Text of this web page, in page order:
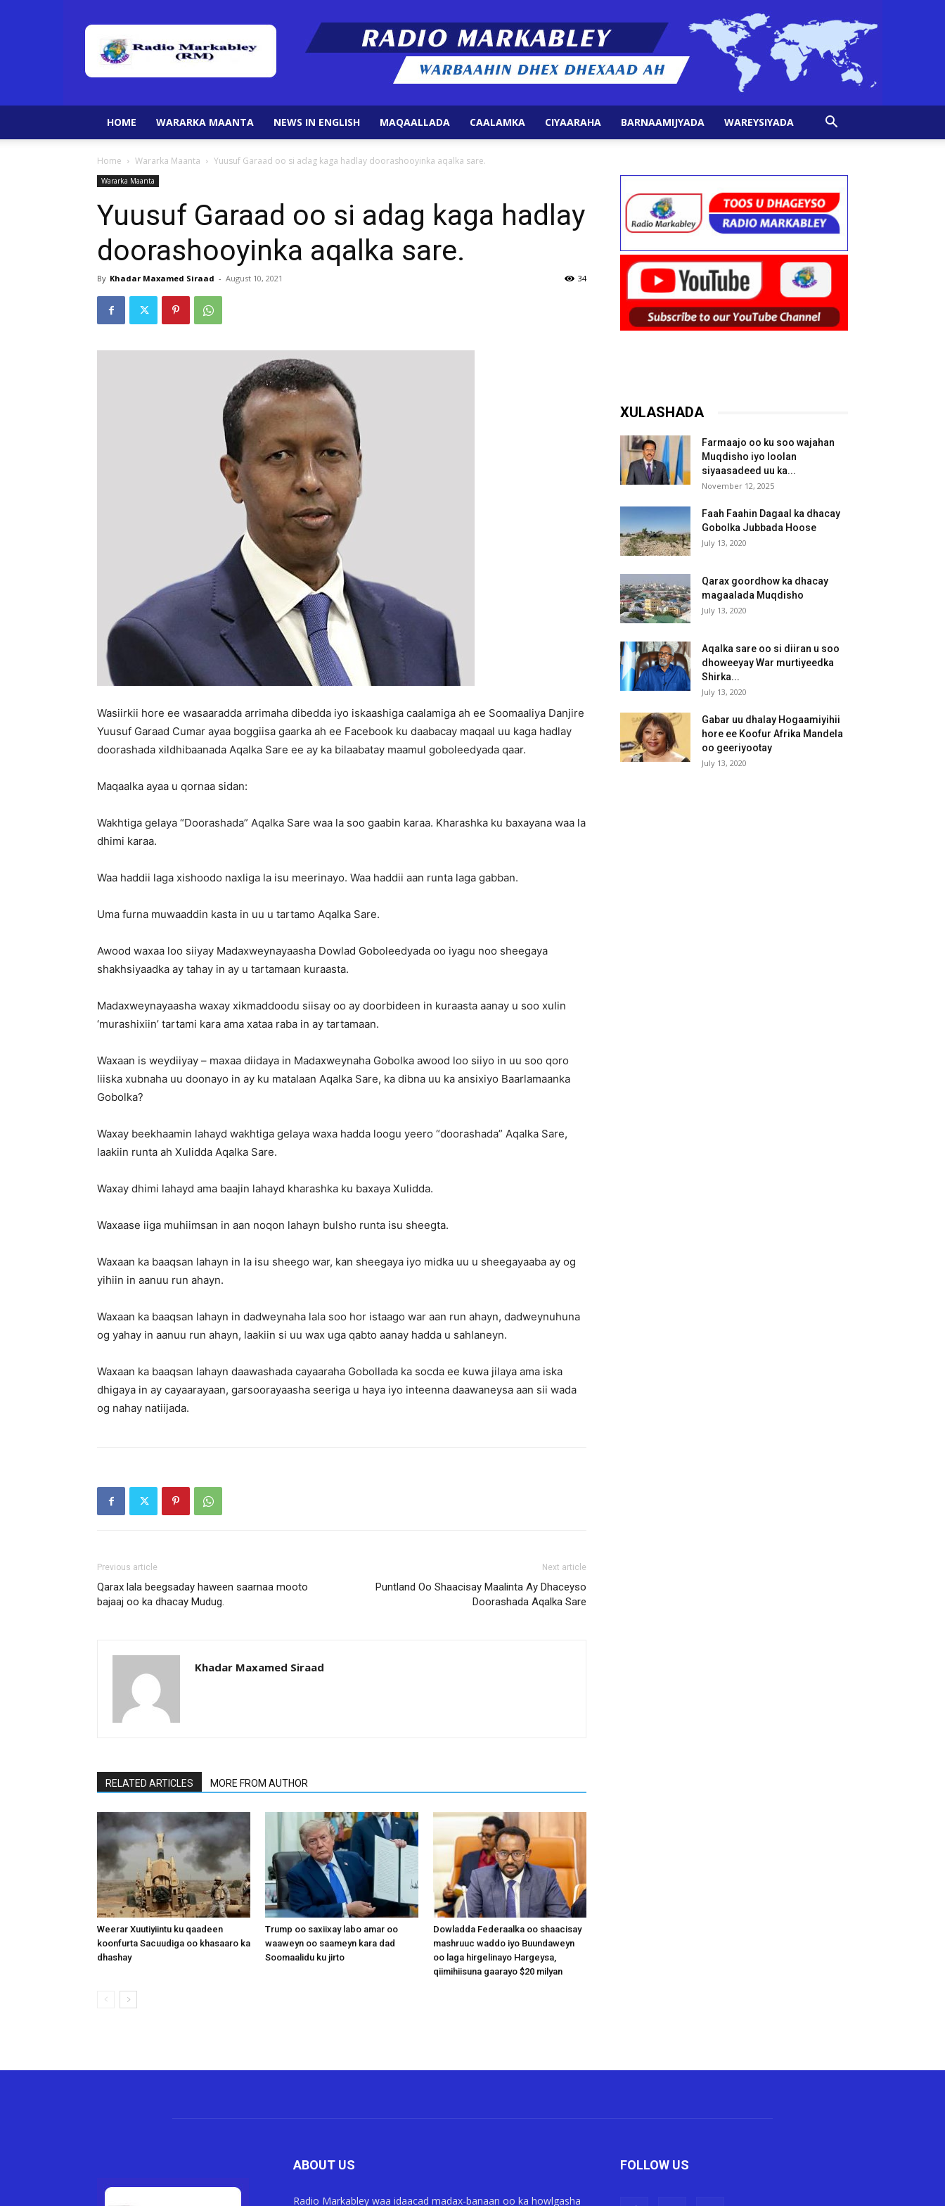
HOME WARARKA MAANTA NEWS IN ENGLISH MAQAALLADA CAALAMKA CIYAARAHA BARNAAMIJYADA WAREYSIYADA
Home Wararka Maanta Yuusuf Garaad oo si adag kaga hadlay doorashooyinka aqalka sare.
Wararka Maanta
Yuusuf Garaad oo si adag kaga hadlay
doorashooyinka aqalka sare.
By Khadar Maxamed Siraad - August 10, 2021 34
Wasiirkii hore ee wasaaradda arrimaha dibedda iyo iskaashiga caalamiga ah ee Soomaaliya Danjire
Yuusuf Garaad Cumar ayaa boggiisa gaarka ah ee Facebook ku daabacay maqaal uu kaga hadlay
doorashada xildhibaanada Aqalka Sare ee ay ka bilaabatay maamul goboleedyada qaar.
Maqaalka ayaa u qornaa sidan:
Wakhtiga gelaya “Doorashada” Aqalka Sare waa la soo gaabin karaa. Kharashka ku baxayana waa la
dhimi karaa.
Waa haddii laga xishoodo naxliga la isu meerinayo. Waa haddii aan runta laga gabban.
Uma furna muwaaddin kasta in uu u tartamo Aqalka Sare.
Awood waxaa loo siiyay Madaxweynayaasha Dowlad Goboleedyada oo iyagu noo sheegaya
shakhsiyaadka ay tahay in ay u tartamaan kuraasta.
Madaxweynayaasha waxay xikmaddoodu siisay oo ay doorbideen in kuraasta aanay u soo xulin
‘murashixiin’ tartami kara ama xataa raba in ay tartamaan.
Waxaan is weydiiyay – maxaa diidaya in Madaxweynaha Gobolka awood loo siiyo in uu soo qoro
liiska xubnaha uu doonayo in ay ku matalaan Aqalka Sare, ka dibna uu ka ansixiyo Baarlamaanka
Gobolka?
Waxay beekhaamin lahayd wakhtiga gelaya waxa hadda loogu yeero “doorashada” Aqalka Sare,
laakiin runta ah Xulidda Aqalka Sare.
Waxay dhimi lahayd ama baajin lahayd kharashka ku baxaya Xulidda.
Waxaase iiga muhiimsan in aan noqon lahayn bulsho runta isu sheegta.
Waxaan ka baaqsan lahayn in la isu sheego war, kan sheegaya iyo midka uu u sheegayaaba ay og
yihiin in aanuu run ahayn.
Waxaan ka baaqsan lahayn in dadweynaha lala soo hor istaago war aan run ahayn, dadweynuhuna
og yahay in aanuu run ahayn, laakiin si uu wax uga qabto aanay hadda u sahlaneyn.
Waxaan ka baaqsan lahayn daawashada cayaaraha Gobollada ka socda ee kuwa jilaya ama iska
dhigaya in ay cayaarayaan, garsoorayaasha seeriga u haya iyo inteenna daawaneysa aan sii wada
og nahay natiijada.
Previous article
Qarax lala beegsaday haween saarnaa mooto
bajaaj oo ka dhacay Mudug.
Next article
Puntland Oo Shaacisay Maalinta Ay Dhaceyso
Doorashada Aqalka Sare
Khadar Maxamed Siraad
RELATED ARTICLES MORE FROM AUTHOR
Weerar Xuutiyiintu ku qaadeen
koonfurta Sacuudiga oo khasaaro ka
dhashay
Trump oo saxiixay labo amar oo
waaweyn oo saameyn kara dad
Soomaalidu ku jirto
Dowladda Federaalka oo shaacisay
mashruuc waddo iyo Buundaweyn
oo laga hirgelinayo Hargeysa,
qiimihiisuna gaarayo $20 milyan
XULASHADA
Farmaajo oo ku soo wajahan
Muqdisho iyo loolan
siyaasadeed uu ka...
November 12, 2025
Faah Faahin Dagaal ka dhacay
Gobolka Jubbada Hoose
July 13, 2020
Qarax goordhow ka dhacay
magaalada Muqdisho
July 13, 2020
Aqalka sare oo si diiran u soo
dhoweeyay War murtiyeedka
Shirka...
July 13, 2020
Gabar uu dhalay Hogaamiyihii
hore ee Koofur Afrika Mandela
oo geeriyootay
July 13, 2020
ABOUT US
Radio Markabley waa idaacad madax-banaan oo ka howlgasha
FOLLOW US